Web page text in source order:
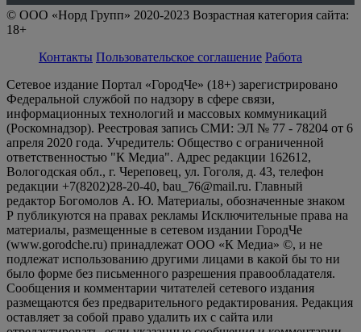
© ООО «Норд Групп» 2020-2023 Возрастная категория сайта:
18+
Контакты Пользовательское соглашение Работа
Сетевое издание Портал «ГородЧе» (18+) зарегистрировано
Федеральной службой по надзору в сфере связи,
информационных технологий и массовых коммуникаций
(Роскомнадзор). Реестровая запись СМИ: ЭЛ № 77 - 78204 от 6
апреля 2020 года. Учредитель: Общество с ограниченной
ответственностью "К Медиа". Адрес редакции 162612,
Вологодская обл., г. Череповец, ул. Гоголя, д. 43, телефон
редакции +7(8202)28-20-40, bau_76@mail.ru. Главный
редактор Богомолов А. Ю. Материалы, обозначенные знаком
Р публикуются на правах рекламы Исключительные права на
материалы, размещенные в сетевом издании ГородЧе
(www.gorodche.ru) принадлежат ООО «К Медиа» ©, и не
подлежат использованию другими лицами в какой бы то ни
было форме без письменного разрешения правообладателя.
Сообщения и комментарии читателей сетевого издания
размещаются без предварительного редактирования. Редакция
оставляет за собой право удалить их с сайта или